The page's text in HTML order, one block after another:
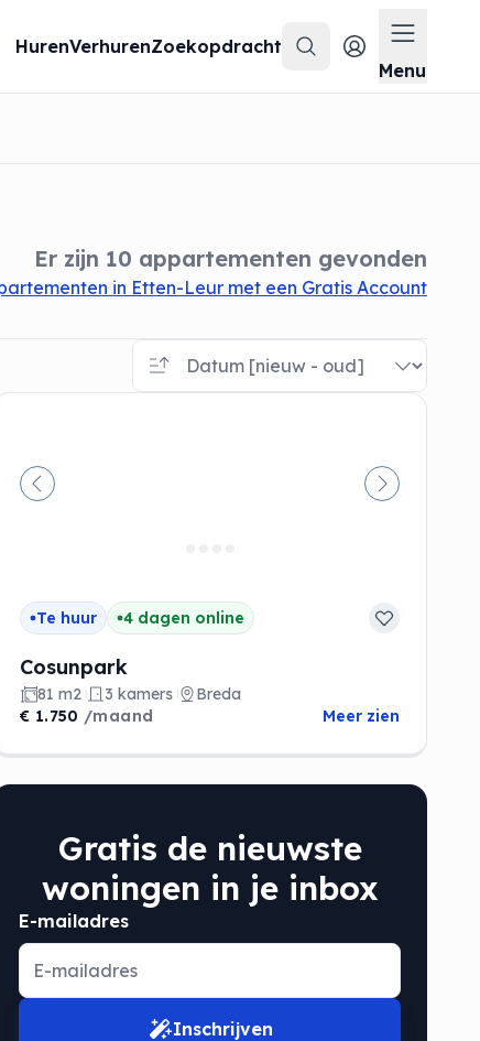
HurenVerhurenZoekopdracht
Zoeken
Menu
Menu
Er zijn 10 appartementen gevonden
in Etten-Leur met een Gratis Account
Vorige Volgende
Te huur 4 dagen online
Cosunpark
81 m2 3 kamers
Breda
€ 1.750 /maand Meer zien
Gratis de nieuwste
woningen in je inbox
E-mailadres
Inschrijven